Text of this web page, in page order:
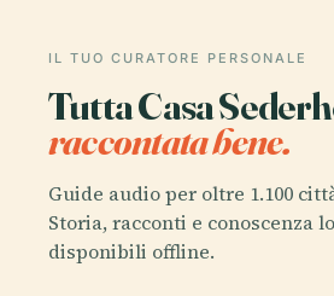
IL TUO CURATORE PERSONALE
Tutta Casa
raccontata bene.
Guide audio per oltre 1.100
Storia, racconti e conoscenza
disponibili offline.